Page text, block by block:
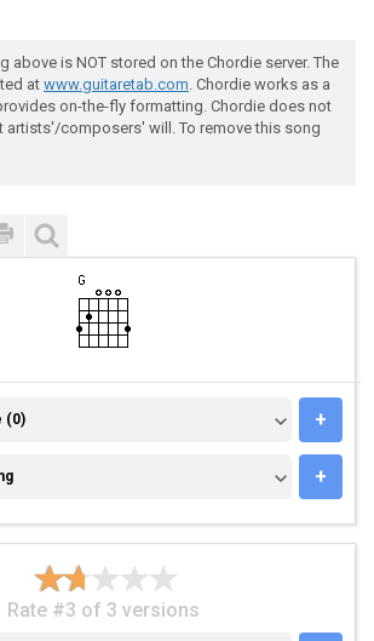
above is NOT stored on the Chordie server. The
at www.guitaretab.com. Chordie works as a
on-the-fly formatting. Chordie does not
artists'/composers' will. To remove this song
(0)
(0) +
+
Rate #3 of 3 versions